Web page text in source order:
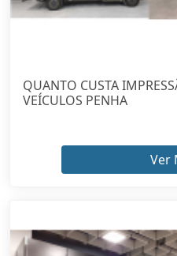
QUANTO CUSTA
VEÍCULOS PENHA
Ver